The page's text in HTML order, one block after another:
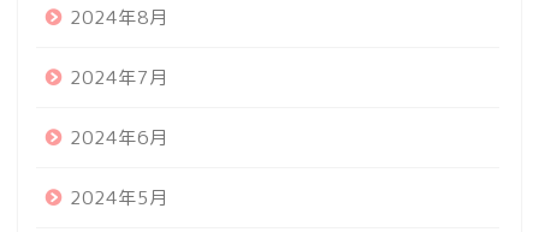
2024年8月
2024年7月
2024年6月
2024年5月